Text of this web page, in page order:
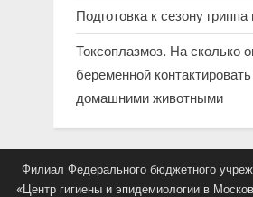
Подготовка к сезону
Токсоплазмоз. На сколько
беременной
домашними животными
Филиал Федерального бюджетного
«Центр гигиены и эпидемиологии в